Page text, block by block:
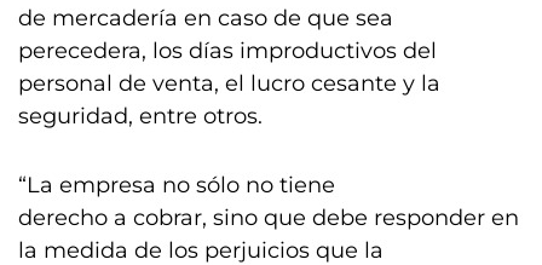
de mercadería en caso de que sea
perecedera, los días improductivos del
personal de venta, el lucro cesante y la
seguridad, entre otros.
“La empresa no sólo no tiene
derecho a cobrar, sino que debe responder en
la medida de los perjuicios que la